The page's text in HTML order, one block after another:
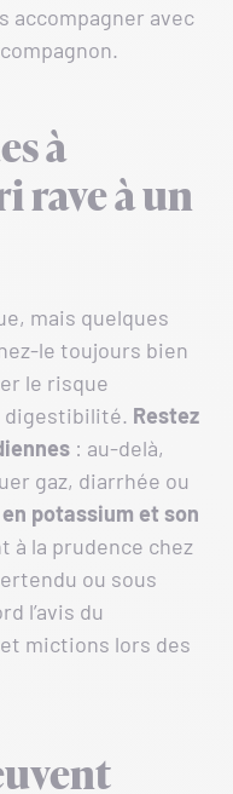
accompagner avec
à
rave à un
mais quelques
le toujours bien
le risque
digestibilité. Restez
: au-delà,
gaz, diarrhée ou
potassium et son
à la prudence chez
ou sous
l’avis du
mictions lors des